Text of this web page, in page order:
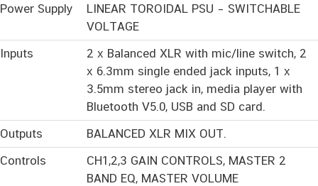
Power Supply
LINEAR TOROIDAL PSU – SWITCHABLE
VOLTAGE
Inputs
2 x Balanced XLR with mic/line switch, 2
x 6.3mm single ended jack inputs, 1 x
3.5mm stereo jack in, media player with
Bluetooth V5.0, USB and SD card.
Outputs
BALANCED XLR MIX OUT.
Controls
CH1,2,3 GAIN CONTROLS, MASTER 2
BAND EQ, MASTER VOLUME